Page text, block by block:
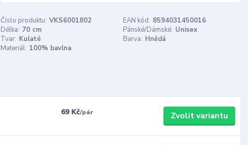
Číslo produktu: VKS6001802 EAN kód: 8594031450016
Délka: 70 cm Pánské/Dámské: Unisex
Tvar: Kulaté Barva: Hnědá
Materiál: 100% bavlna
69 Kč/pár Zvolit variantu